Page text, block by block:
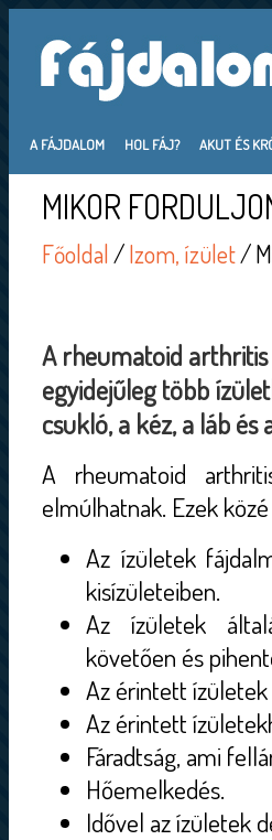
A FÁJDALOM HOL FÁJ? AKUT ÉS
MIKOR
Főoldal/Izom, ízület/
A rheumatoid
egyidejűleg több
csukló, a kéz, a láb
A rheumatoid
elmúlhatnak. Ezek
Az ízületek
kisízületeiben.
Az ízületek
követően és
Az érintett
Az érintett
Fáradtság, ami
Hőemelkedés.
Idővel az ízületek